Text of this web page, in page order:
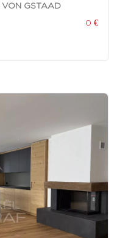
VON GSTAAD
0 €